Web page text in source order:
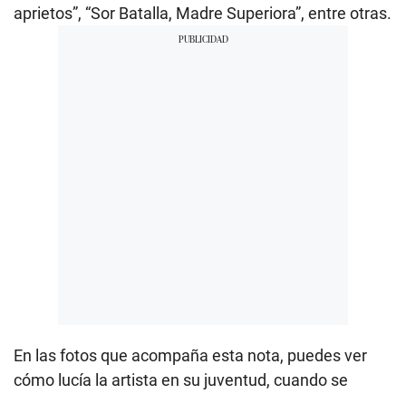
aprietos”, “Sor Batalla, Madre Superiora”, entre otras.
En las fotos que acompaña esta nota, puedes ver
cómo lucía la artista en su juventud, cuando se